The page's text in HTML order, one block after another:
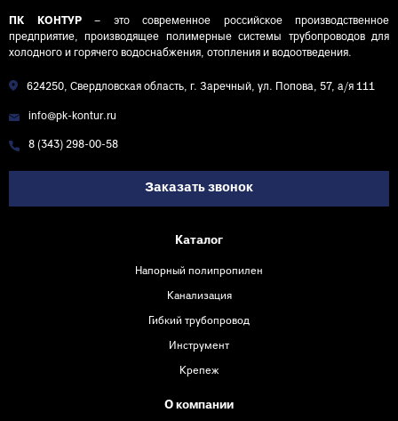
ПК КОНТУР– это современное российское производственное
предприятие, производящее полимерные системы трубопроводов для
холодного и горячего водоснабжения, отопления и водоотведения.
624250, Свердловская область, г. Заречный, ул. Попова, 57, а/я 111
info@pk-kontur.ru
8 (343) 298-00-58
Заказать звонок
Каталог
Напорный полипропилен
Канализация
Гибкий трубопровод
Инструмент
Крепеж
О компании